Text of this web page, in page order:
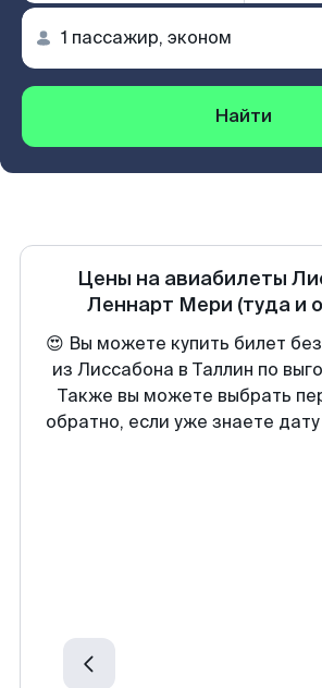
Найти
Цены на авиабилеты
Леннарт Мери (туда и
😍 Вы можете купить билет
из Лиссабона в Таллин по
Также вы можете выбрать
обратно, если уже знаете